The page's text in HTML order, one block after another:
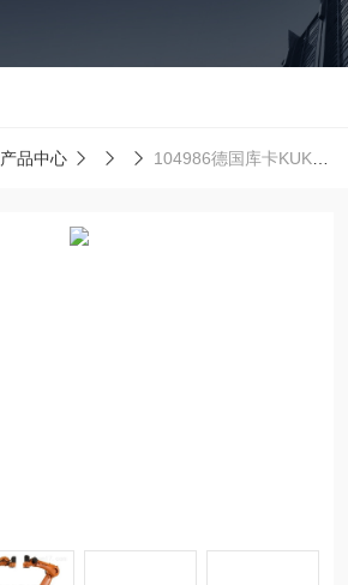
产品中心 104986德国库卡KUKA机器人 * 正品 夹具